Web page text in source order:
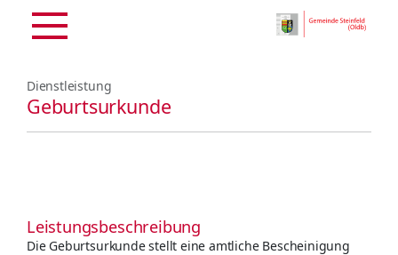
Dienstleistung
Geburtsurkunde
Leistungsbeschreibung
Die Geburtsurkunde stellt eine amtliche Bescheinigung